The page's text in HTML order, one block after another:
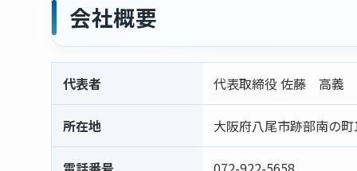
会社概要
代表者 代表取締役 佐藤 高義
所在地 大阪府八尾市跡部南の